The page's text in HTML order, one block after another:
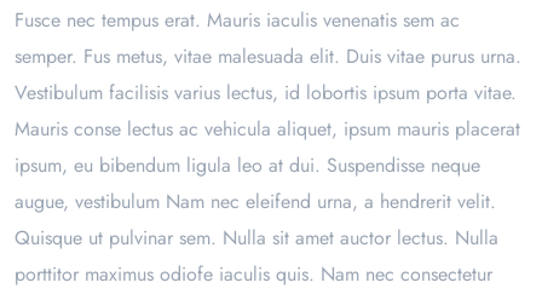
Fusce nec tempus erat. Mauris iaculis venenatis sem ac
semper. Fus metus, vitae malesuada elit. Duis vitae purus urna.
Vestibulum facilisis varius lectus, id lobortis ipsum porta vitae.
Mauris conse lectus ac vehicula aliquet, ipsum mauris placerat
ipsum, eu bibendum ligula leo at dui. Suspendisse neque
augue, vestibulum Nam nec eleifend urna, a hendrerit velit.
Quisque ut pulvinar sem. Nulla sit amet auctor lectus. Nulla
porttitor maximus odiofe iaculis quis. Nam nec consectetur